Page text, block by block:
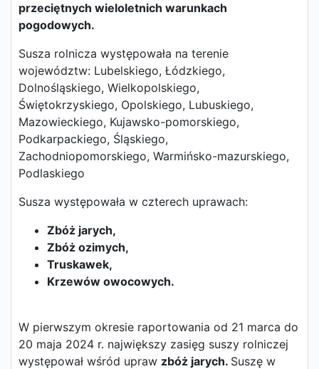
przeciętnych wieloletnich warunkach
pogodowych.
Susza rolnicza występowała na terenie
województw: Lubelskiego, Łódzkiego,
Dolnośląskiego, Wielkopolskiego,
Świętokrzyskiego, Opolskiego, Lubuskiego,
Mazowieckiego, Kujawsko-pomorskiego,
Podkarpackiego, Śląskiego,
Zachodniopomorskiego, Warmińsko-mazurskiego,
Podlaskiego
Susza występowała w czterech uprawach:
Zbóż jarych,
Zbóż ozimych,
Truskawek,
Krzewów owocowych.
W pierwszym okresie raportowania od 21 marca do
20 maja 2024 r. największy zasięg suszy rolniczej
występował wśród upraw zbóż jarych. Suszę w